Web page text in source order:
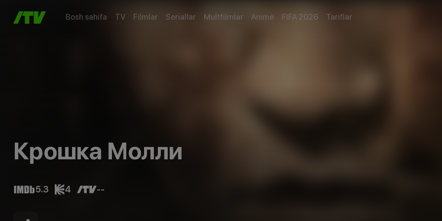
Bosh sahifa TV Filmlar Seriallar Multfilmlar Anime FIFA 2026 Tariflar
Крошка Молли
5.3 4 --